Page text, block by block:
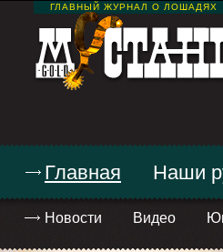
ГЛАВНЫЙ ЖУРНАЛ О ЛОШАДЯХ
Главная
Новости Видео
Наши